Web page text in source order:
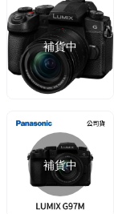
補貨中
補貨中